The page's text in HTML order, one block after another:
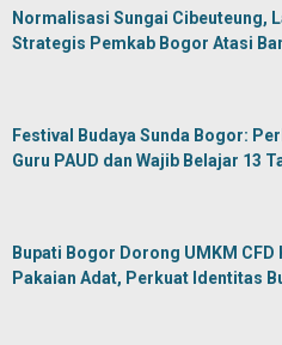
Normalisasi Sungai Cibeuteung,
Strategis Pemkab Bogor Atasi
Festival Budaya Sunda Bogor:
Guru PAUD dan Wajib Belajar 13
Bupati Bogor Dorong UMKM CFD
Pakaian Adat, Perkuat Identitas